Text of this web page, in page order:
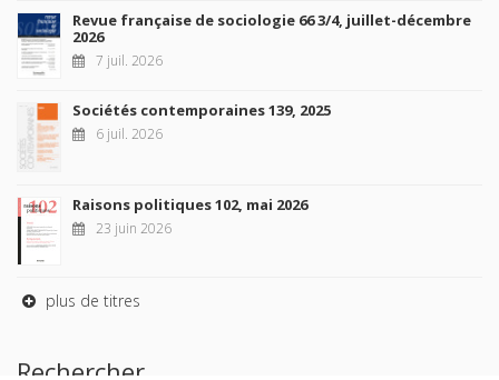
Revue française de sociologie 66 3/4, juillet-décembre
2026
7 juil. 2026
Sociétés contemporaines 139, 2025
6 juil. 2026
Raisons politiques 102, mai 2026
23 juin 2026
plus de titres
Rechercher